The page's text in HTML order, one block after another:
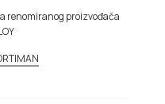
renomiranog proizvođača